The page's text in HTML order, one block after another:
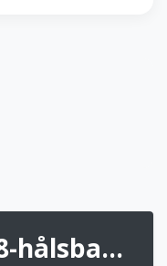
Gamla Banan (18-hålsbanan)